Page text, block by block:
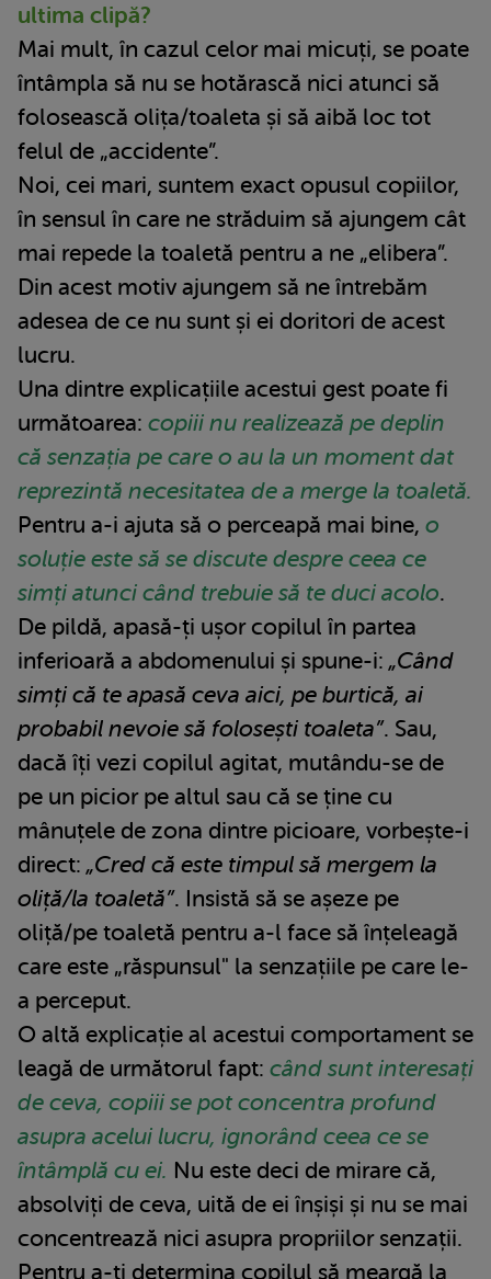
ultima clipă?
Mai mult, în cazul celor mai micuți, se poate
întâmpla să nu se hotărască nici atunci să
folosească olița/toaleta și să aibă loc tot
felul de „accidente”.
Noi, cei mari, suntem exact opusul copiilor,
în sensul în care ne străduim să ajungem cât
mai repede la toaletă pentru a ne „elibera”.
Din acest motiv ajungem să ne întrebăm
adesea de ce nu sunt și ei doritori de acest
lucru.
Una dintre explicațiile acestui gest poate fi
următoarea: copiii nu realizează pe deplin
că senzația pe care o au la un moment dat
reprezintă necesitatea de a merge la toaletă.
Pentru a-i ajuta să o perceapă mai bine, o
soluție este să se discute despre ceea ce
simți atunci când trebuie să te duci acolo.
De pildă, apasă-ți ușor copilul în partea
inferioară a abdomenului și spune-i: „Când
simți că te apasă ceva aici, pe burtică, ai
probabil nevoie să folosești toaleta”. Sau,
dacă îți vezi copilul agitat, mutându-se de
pe un picior pe altul sau că se ține cu
mânuțele de zona dintre picioare, vorbește-i
direct: „Cred că este timpul să mergem la
oliță/la toaletă”. Insistă să se așeze pe
oliță/pe toaletă pentru a-l face să înțeleagă
care este „răspunsul" la senzațiile pe care le-
a perceput.
O altă explicație al acestui comportament se
leagă de următorul fapt: când sunt interesați
de ceva, copiii se pot concentra profund
asupra acelui lucru, ignorând ceea ce se
întâmplă cu ei. Nu este deci de mirare că,
absolviți de ceva, uită de ei înșiși și nu se mai
concentrează nici asupra propriilor senzații.
Pentru a-ți determina copilul să meargă la